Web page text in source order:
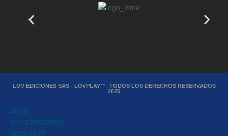
LOV EDICIONES SAS - LOVPLAY™- TODOS LOS DERECHOS RESERVADOS
2025
BLOG
LOV EDICIONES
MEDIAKIT